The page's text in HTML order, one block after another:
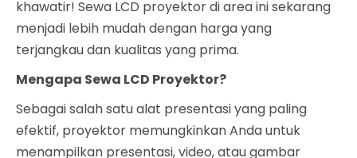
khawatir! Sewa LCD proyektor di area ini sekarang
menjadi lebih mudah dengan harga yang
terjangkau dan kualitas yang prima.
Mengapa Sewa LCD Proyektor?
Sebagai salah satu alat presentasi yang paling
efektif, proyektor memungkinkan Anda untuk
menampilkan presentasi, video, atau gambar